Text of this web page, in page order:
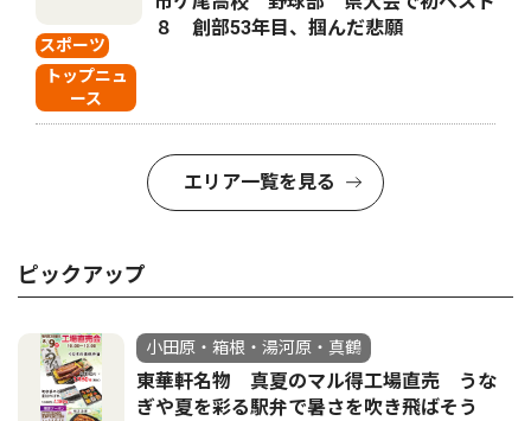
スポーツ
トップニュ
ース
８ 創部53年目、掴んだ悲願
エリア一覧を見る
ピックアップ
小田原・箱根・湯河原・真鶴
東華軒名物 真夏のマル得工場直売 うな
ぎや夏を彩る駅弁で暑さを吹き飛ばそう